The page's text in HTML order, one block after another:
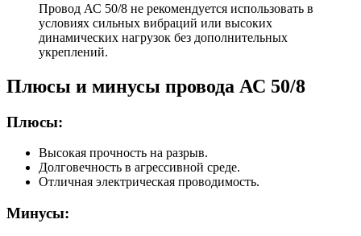
Провод АС 50/8 не рекомендуется использовать в
условиях сильных вибраций или высоких
динамических нагрузок без дополнительных
укреплений.
Плюсы и минусы провода АС 50/8
Плюсы:
Высокая прочность на разрыв.
Долговечность в агрессивной среде.
Отличная электрическая проводимость.
Минусы: